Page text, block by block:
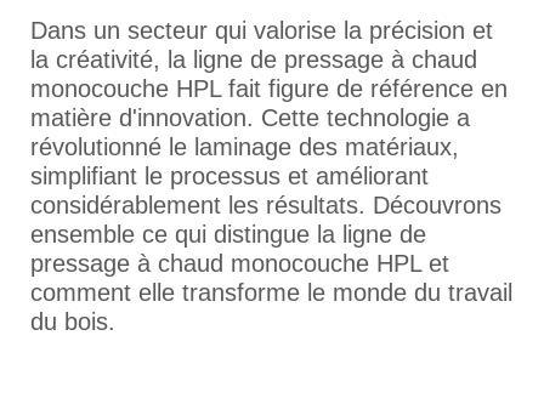
Dans un secteur qui valorise la précision et
la créativité, la ligne de pressage à chaud
monocouche HPL fait figure de référence en
matière d'innovation. Cette technologie a
révolutionné le laminage des matériaux,
simplifiant le processus et améliorant
considérablement les résultats. Découvrons
ensemble ce qui distingue la ligne de
pressage à chaud monocouche HPL et
comment elle transforme le monde du travail
du bois.